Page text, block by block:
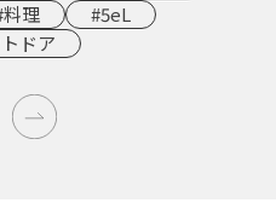
理
#5eL
ドア